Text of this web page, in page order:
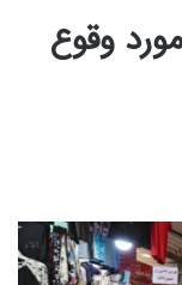
وقوع